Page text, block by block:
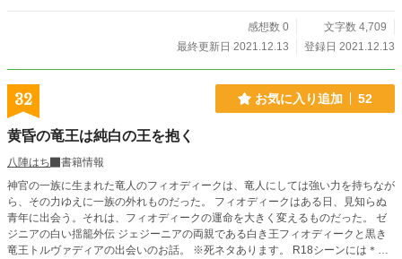
感想数 0
文字数 4,709
最終更新日 2021.12.13
登録日 2021.12.13
32 お気に入り追加 52
黄昏の竜王は純白の王を抱く
八陣はち
書籍情報
神官の一族に生まれた竜人のフィオディークは、竜人にしては強い力を持ちなが
ら、その力ゆえに一族の外れものだった。 フィオディークはある日、見知らぬ
青年に出会う。それは、フィオディークの運命を大きく変えるものだった。 ゼ
ジニアの白い揺籠外伝 ジェジーニアの両親である白き王フィオディークと黒き
竜王トルヴァディアの出会いのお話。 ※死ネタあります。 R18シーンには＊マ